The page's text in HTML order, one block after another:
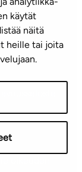
käytät
näitä
heille tai joita